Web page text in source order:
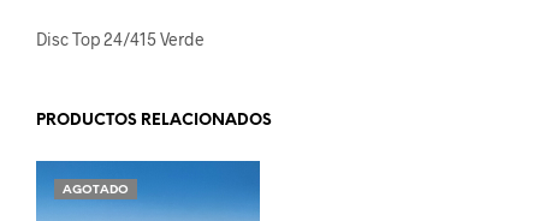
Disc Top 24/415 Verde
PRODUCTOS RELACIONADOS
AGOTADO